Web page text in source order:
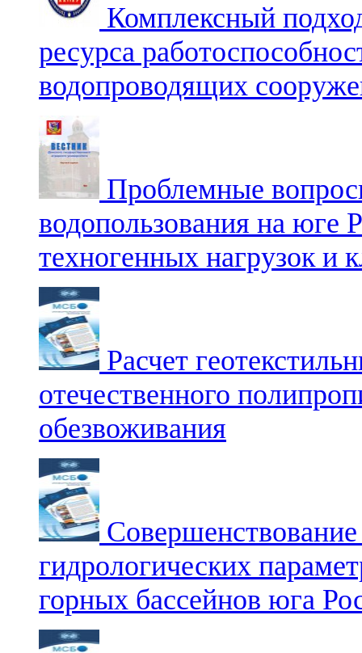
Комплексный
ресурса
водопроводящих
Проблемные
водопользования на юге
техногенных нагрузок и
Расчет
отечественного
обезвоживания
гидрологических
горных бассейнов юга